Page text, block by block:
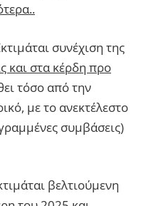
συνέχιση της
και στα κέρδη προ
τόσο από την
με το ανεκτέλεστο
συμβάσεις)
βελτιούμενη